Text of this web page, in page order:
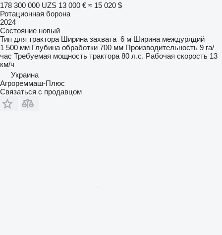
178 300 000 UZS 13 000 € ≈ 15 020 $
Ротационная борона
2024
Состояние новый
Тип для трактора Ширина захвата 6 м Ширина междурядий
1 500 мм Глубина обработки 700 мм Производительность 9 га/
час Требуемая мощность трактора 80 л.с. Рабочая скорость 13
км/ч
Украина
Агрореммаш-Плюс
Связаться с продавцом